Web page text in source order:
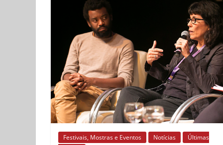
Festivais, Mostras e Eventos Notícias
Últimas